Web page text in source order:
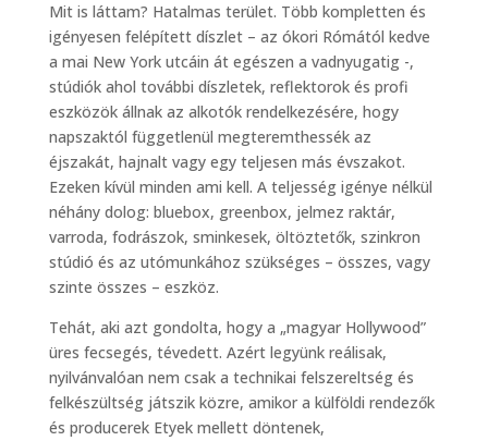
Mit is láttam? Hatalmas terület. Több kompletten és
igényesen felépített díszlet – az ókori Rómától kedve
a mai New York utcáin át egészen a vadnyugatig -,
stúdiók ahol további díszletek, reflektorok és profi
eszközök állnak az alkotók rendelkezésére, hogy
napszaktól függetlenül megteremthessék az
éjszakát, hajnalt vagy egy teljesen más évszakot.
Ezeken kívül minden ami kell. A teljesség igénye nélkül
néhány dolog: bluebox, greenbox, jelmez raktár,
varroda, fodrászok, sminkesek, öltöztetők, szinkron
stúdió és az utómunkához szükséges – összes, vagy
szinte összes – eszköz.
Tehát, aki azt gondolta, hogy a „magyar Hollywood”
üres fecsegés, tévedett. Azért legyünk reálisak,
nyilvánvalóan nem csak a technikai felszereltség és
felkészültség játszik közre, amikor a külföldi rendezők
és producerek Etyek mellett döntenek,